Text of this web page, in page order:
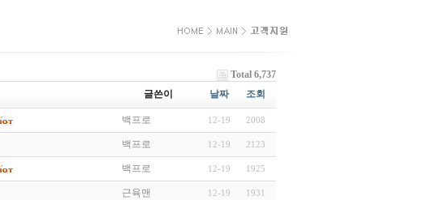
Total 6,737
글쓴이 날짜 조회
백프로 12-19 2008
백프로 12-19 2123
백프로 12-19 1925
근육맨 12-19 1931